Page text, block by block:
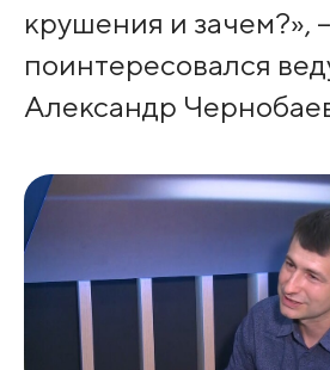
крушения и зачем?», –
поинтересовался
Александр